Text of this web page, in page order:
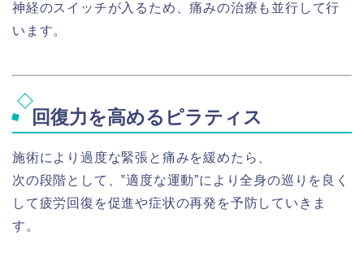
神経のスイッチが入るため、痛みの治療も並行して行
います。
回復力を高めるピラティス
施術により過度な緊張と痛みを緩めたら、
次の段階として、‟適度な運動”により全身の巡りを良く
して疲労回復を促進や症状の再発を予防していきま
す。